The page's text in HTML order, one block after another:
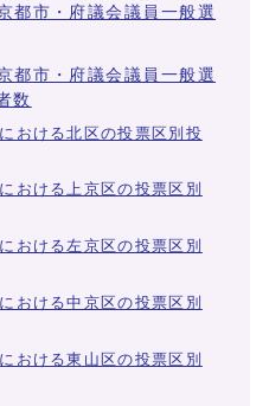
市・府議会議員一般選
市・府議会議員一般選
数
おける北区の投票区別投
おける上京区の投票区別
おける左京区の投票区別
おける中京区の投票区別
おける東山区の投票区別